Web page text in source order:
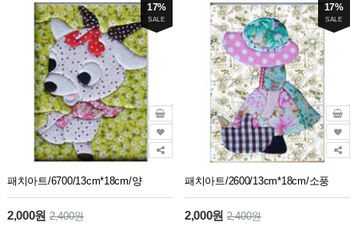
17%
SALE
패치아트/6700/13cm*18cm/양
2,000원 2,400원
17%
SALE
패치아트/2600/13cm*18cm/소풍
2,000원2,400원